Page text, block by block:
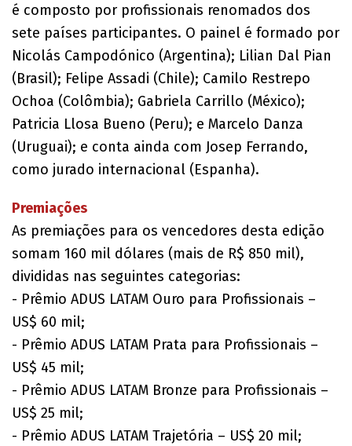
é composto por profissionais renomados dos
sete países participantes. O painel é formado por
Nicolás Campodónico (Argentina); Lilian Dal Pian
(Brasil); Felipe Assadi (Chile); Camilo Restrepo
Ochoa (Colômbia); Gabriela Carrillo (México);
Patricia Llosa Bueno (Peru); e Marcelo Danza
(Uruguai); e conta ainda com Josep Ferrando,
como jurado internacional (Espanha).
Premiações
As premiações para os vencedores desta edição
somam 160 mil dólares (mais de R$ 850 mil),
divididas nas seguintes categorias:
- Prêmio ADUS LATAM Ouro para Profissionais –
US$ 60 mil;
- Prêmio ADUS LATAM Prata para Profissionais –
US$ 45 mil;
- Prêmio ADUS LATAM Bronze para Profissionais –
US$ 25 mil;
- Prêmio ADUS LATAM Trajetória – US$ 20 mil;